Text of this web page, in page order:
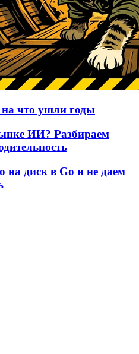
на что ушли годы
ИИ? Разбираем
диск в Go и не даем